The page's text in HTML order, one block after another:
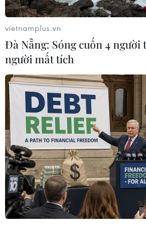
# Xuất khẩu dệt may
#Thị trường
#Hiệp định thương mại tự do
#Kim
TP. Hà Nội
Theo dõi VietnamPlus
vietnamplus.vn
Đà Nẵng: Sóng cuốn 4 người
người mất tích